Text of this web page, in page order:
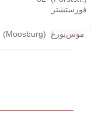
.فورستشتر
(Moosburg) موس